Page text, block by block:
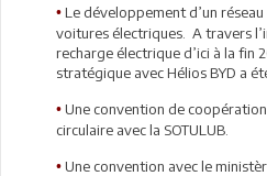
• Le développement d’un
voitures électriques. A travers
recharge électrique d’ici à la fin
stratégique avec Hélios BYD a
• Une convention de
circulaire avec la SOTULUB.
• Une convention avec le